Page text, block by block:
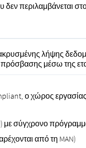
δεν περιλαμβάνεται
λήψης
μέσω της
ο χώρος
με σύγχρονο
από τη MAN)